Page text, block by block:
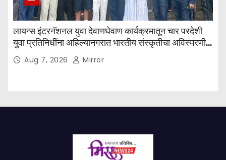
लायन्स इंटरनॅशनल युवा देवाणघेवाण कार्यक्रमातून चार परदेशी
युवा प्रतिनिधींना अहिल्यानगरात भारतीय संस्कृतीचा अविस्मरणीय
अनुभवAug 7, 2026 Mirror